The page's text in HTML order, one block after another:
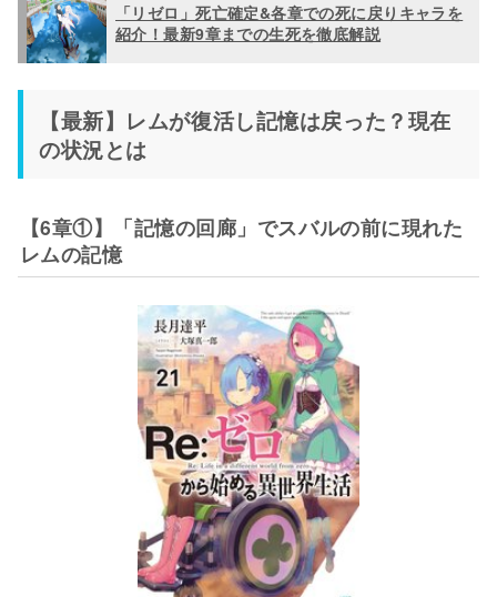
「リゼロ」死亡確定&各章での死に戻りキャラを
紹介！最新9章までの生死を徹底解説
【最新】レムが復活し記憶は戻った？現在
の状況とは
【6章①】「記憶の回廊」でスバルの前に現れた
レムの記憶